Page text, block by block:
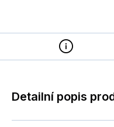
Detailní popis